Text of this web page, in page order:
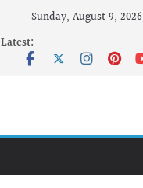
Sunday, August 9, 2026
Latest: